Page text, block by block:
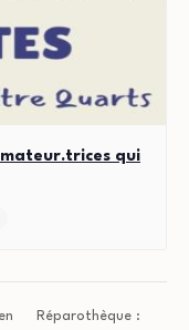
qui
Réparothèque :